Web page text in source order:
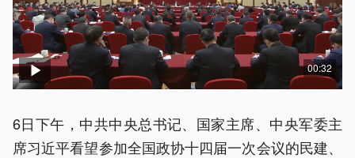
00:32
6日下午，中共中央总书记、国家主席、中央军委主
席习近平看望参加全国政协十四届一次会议的民建、